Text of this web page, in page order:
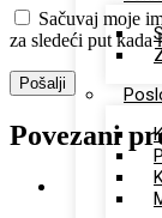
Sačuvaj moje
za sledeći put kada
Povezani